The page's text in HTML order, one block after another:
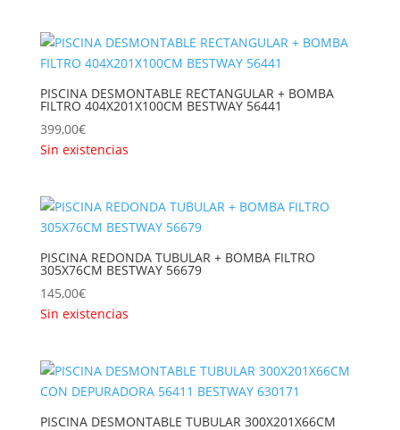
PISCINA DESMONTABLE RECTANGULAR + BOMBA
FILTRO 404X201X100CM BESTWAY 56441
399,00€
Sin existencias
PISCINA REDONDA TUBULAR + BOMBA FILTRO
305X76CM BESTWAY 56679
145,00€
Sin existencias
PISCINA DESMONTABLE TUBULAR 300X201X66CM